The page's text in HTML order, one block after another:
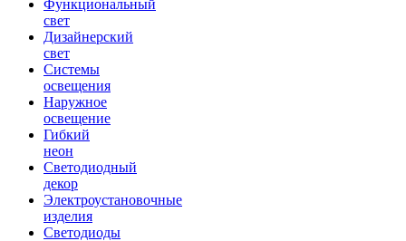
Функциональный
свет
Дизайнерский
свет
Системы
освещения
Наружное
освещение
Гибкий
неон
Светодиодный
декор
Электроустановочные
изделия
Светодиоды